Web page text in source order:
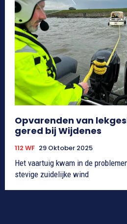
Opvarenden van
gered bij Wijdenes
112 WF 29 Oktober 2025
Het vaartuig kwam in de
stevige zuidelijke wind